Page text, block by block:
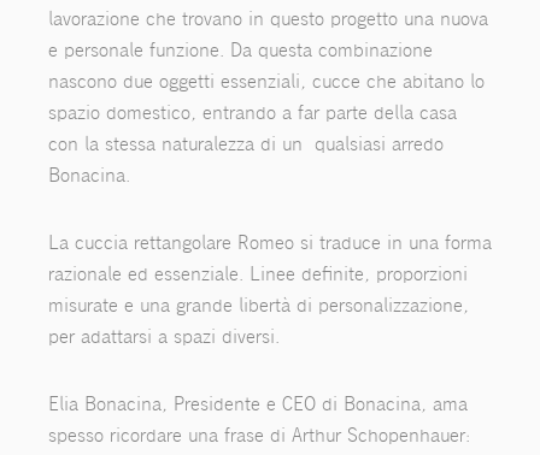
lavorazione che trovano in questo progetto una nuova
e personale funzione. Da questa combinazione
nascono due oggetti essenziali, cucce che abitano lo
spazio domestico, entrando a far parte della casa
con la stessa naturalezza di un qualsiasi arredo
Bonacina.
La cuccia rettangolare Romeo si traduce in una forma
razionale ed essenziale. Linee definite, proporzioni
misurate e una grande libertà di personalizzazione,
per adattarsi a spazi diversi.
Elia Bonacina, Presidente e CEO di Bonacina, ama
spesso ricordare una frase di Arthur Schopenhauer: